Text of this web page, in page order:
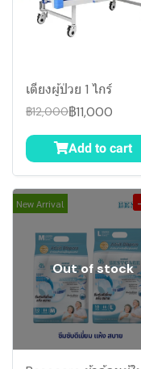
เตียงผู้ป่วย 1 ไกร์
฿12,000฿11,000
Add to cart
New Arrival
Out of stock